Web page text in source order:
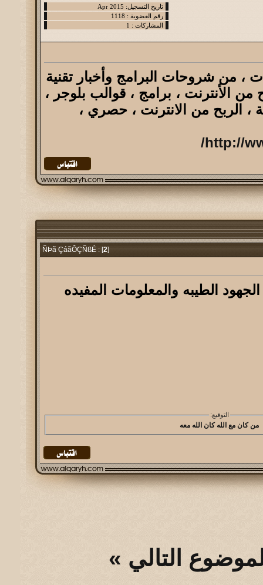
، من شروحات البرامج وأخبار تقنية
الأنترنت ، برامج ، قوالب بلوجر ،
، الربح من الانترنت ، حصري ،
http://
ÑÞã ÇáãÔÇÑßÉ : [
2]
الطيبه والمعلومات المفيده
التوقيع:
من كان مع الله كان الله معه
التالي »